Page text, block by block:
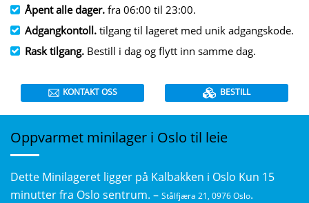
Åpent alle dager. fra 06:00 til 23:00.
Adgangkontoll. tilgang til lageret med unik adgangskode.
Rask tilgang. Bestill i dag og flytt inn samme dag.
KONTAKT OSS BESTILL
Oppvarmet minilager i Oslo til leie
Dette Minilageret ligger på Kalbakken i Oslo Kun 15
minutter fra Oslo sentrum. – Stålfjæra 21, 0976 Oslo.